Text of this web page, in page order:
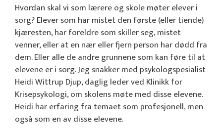
Hvordan skal vi som lærere og skole møter elever i
sorg? Elever som har mistet den første (eller tiende)
kjæresten, har foreldre som skiller seg, mistet
venner, eller at en nær eller fjern person har dødd fra
dem. Eller alle de andre grunnene som kan føre til at
elevene er i sorg. Jeg snakker med psykologspesialist
Heidi Wittrup Djup, daglig leder ved Klinikk for
Krisepsykologi, om skolens møte med disse elevene.
Heidi har erfaring fra temaet som profesjonell, men
også som en av disse elevene.